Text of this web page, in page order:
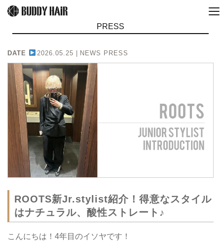
PRESS
DATE 2026.05.25 | NEWS PRESS
ROOTS新Jr.stylist紹介！得意なスタイル
はナチュラル、酸性ストレート♪
こんにちは！4年目のイソヤです！